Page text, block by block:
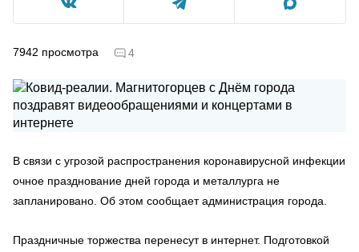
7942 просмотра 4
В связи с угрозой распространения коронавирусной инфекции
очное празднование дней города и металлурга не
запланировано. Об этом сообщает администрация города.
Праздничные торжества перенесут в интернет. Подготовкой